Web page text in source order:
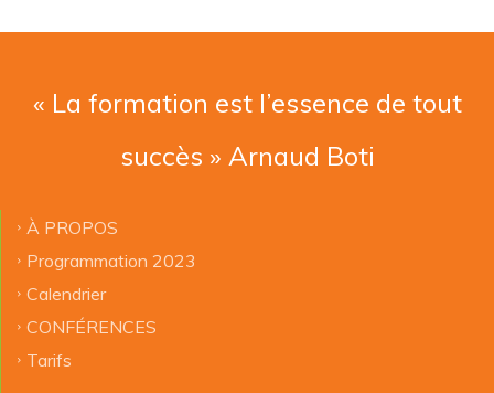
« La formation est l’essence de tout
succès » Arnaud Boti
À PROPOS
Programmation 2023
Calendrier
CONFÉRENCES
Tarifs